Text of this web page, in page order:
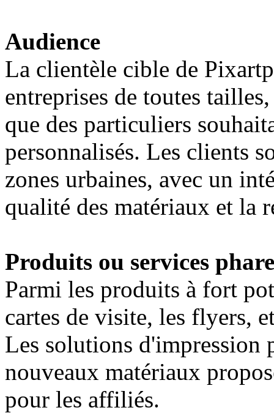
Audience
La clientèle cible de
entreprises de toutes
que des particuliers
personnalisés. Les clients
zones urbaines, avec un
qualité des matériaux et la
Produits ou services
Parmi les produits à fort
cartes de visite, les flyers,
Les solutions d'impression
nouveaux matériaux
pour les affiliés.